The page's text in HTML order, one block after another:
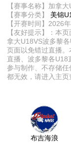
【赛事名称】加拿
【赛事分类】 美锦
【开赛时间】2026
【友好提示】：本
拿大U18VS波多黎
页面以免错过直播
直播、波多黎各U18
参与制作、不存储
都无效，请进入主页
布吉海浪